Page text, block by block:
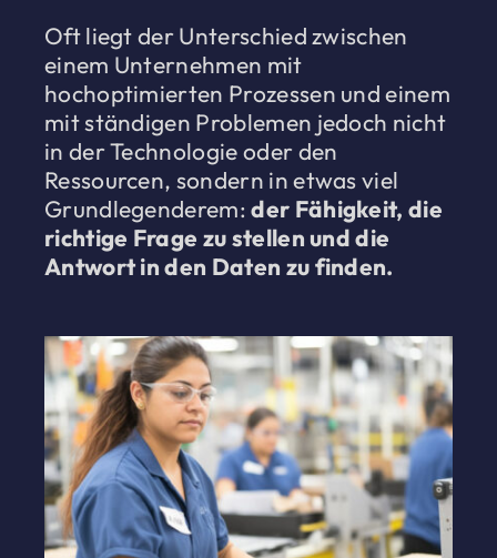
Oft liegt der Unterschied zwischen
einem Unternehmen mit
hochoptimierten Prozessen und einem
mit ständigen Problemen jedoch nicht
in der Technologie oder den
Ressourcen, sondern in etwas viel
Grundlegenderem:der Fähigkeit, die
richtige Frage zu stellen und die
Antwort in den Daten zu finden.